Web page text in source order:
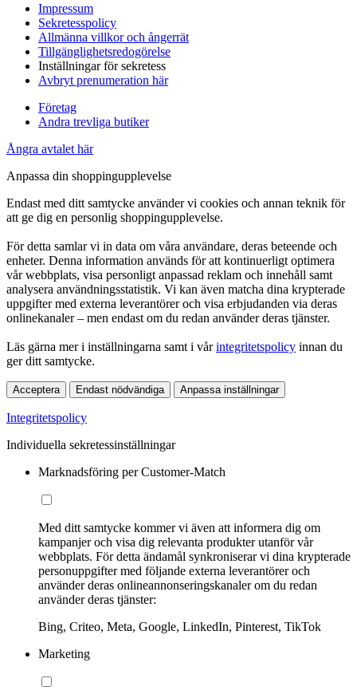
Impressum
Sekretesspolicy
Allmänna villkor och ångerrät
Tillgänglighetsredogörelse
Inställningar för sekretess
Avbryt prenumeration här
Företag
Andra trevliga butiker
Ångra avtalet här
Anpassa din shoppingupplevelse
Endast med ditt samtycke använder vi cookies och annan teknik för
att ge dig en personlig shoppingupplevelse.
För detta samlar vi in data om våra användare, deras beteende och
enheter. Denna information används för att kontinuerligt optimera
vår webbplats, visa personligt anpassad reklam och innehåll samt
analysera användningsstatistik. Vi kan även matcha dina krypterade
uppgifter med externa leverantörer och visa erbjudanden via deras
onlinekanaler – men endast om du redan använder deras tjänster.
Läs gärna mer i inställningarna samt i vårintegritetspolicy innan du
ger ditt samtycke.
Acceptera Endast nödvändiga Anpassa inställningar
Integritetspolicy
Individuella sekretessinställningar
Marknadsföring per Customer-Match
Med ditt samtycke kommer vi även att informera dig om
kampanjer och visa dig relevanta produkter utanför vår
webbplats. För detta ändamål synkroniserar vi dina krypterade
personuppgifter med följande externa leverantörer och
använder deras onlineannonseringskanaler om du redan
använder deras tjänster:
Bing, Criteo, Meta, Google, LinkedIn, Pinterest, TikTok
Marketing